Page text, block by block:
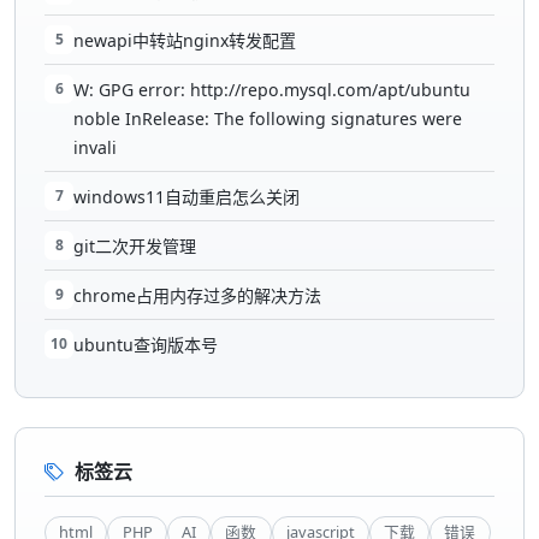
5 newapi中转站nginx转发配置
6 W: GPG error: http://repo.mysql.com/apt/ubuntu
noble InRelease: The following signatures were
invali
7 windows11自动重启怎么关闭
8 git二次开发管理
9 chrome占用内存过多的解决方法
10 ubuntu查询版本号
标签云
html PHP AI 函数 javascript 下载 错误